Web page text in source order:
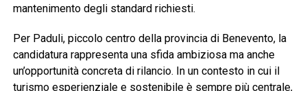
mantenimento degli standard richiesti.
Per Paduli, piccolo centro della provincia di Benevento, la
candidatura rappresenta una sfida ambiziosa ma anche
un’opportunità concreta di rilancio. In un contesto in cui il
turismo esperienziale e sostenibile è sempre più centrale,